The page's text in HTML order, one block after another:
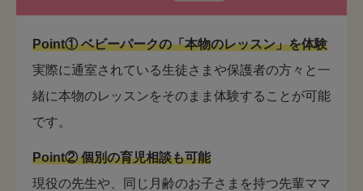
Point① ベビーパークの「本物のレッスン」を体験
実際に通室されている生徒さまや保護者の方々と一
緒に本物のレッスンをそのまま体験することが可能
です。
Point② 個別の育児相談も可能
現役の先生や、同じ月齢のお子さまを持つ先輩ママ